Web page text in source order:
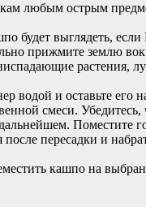
любым острым
будет выглядеть,
прижмите землю
растения,
водой и оставьте его
смеси.
Поместите
пересадки и
кашпо на